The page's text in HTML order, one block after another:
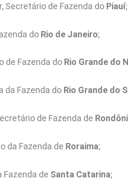
Secretário de Fazenda do Piauí;
do Rio de Janeiro;
de Fazenda do Rio Grande do
da Fazenda do Rio Grande do
de Fazenda de
da Fazenda de Roraima;
Fazenda de Santa Catarina;